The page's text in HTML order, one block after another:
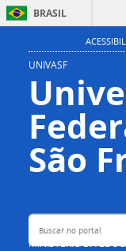
BRASIL
UNIVASF
São
MINISTÉRIO DA
Buscar no portal